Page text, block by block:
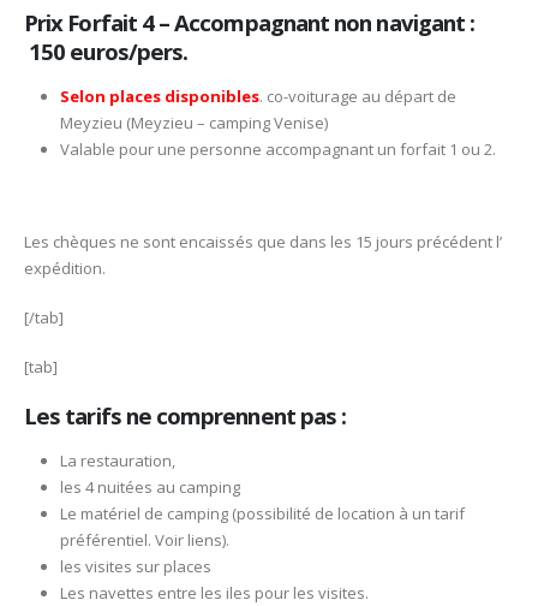
Prix Forfait 4 – Accompagnant non navigant :
150 euros/pers.
Selon places disponibles. co-voiturage au départ de
Meyzieu (Meyzieu – camping Venise)
Valable pour une personne accompagnant un forfait 1 ou 2.
Les chèques ne sont encaissés que dans les 15 jours précédent l’
expédition.
[/tab]
[tab]
Les tarifs ne comprennent pas :
La restauration,
les 4 nuitées au camping
Le matériel de camping (possibilité de location à un tarif
préférentiel. Voir liens).
les visites sur places
Les navettes entre les iles pour les visites.